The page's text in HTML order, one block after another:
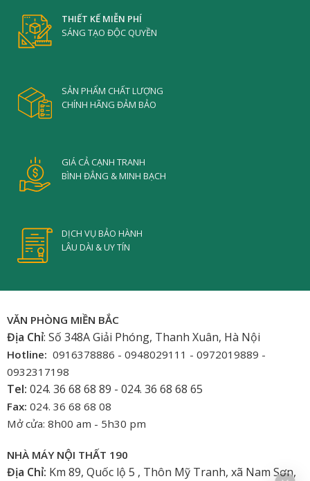
THIẾT KẾ MIỄN PHÍ
SÁNG TẠO ĐỘC QUYỀN
SẢN PHẨM CHẤT LƯỢNG
CHÍNH HÃNG ĐẢM BẢO
GIÁ CẢ CẠNH TRANH
BÌNH ĐẲNG & MINH BẠCH
DỊCH VỤ BẢO HÀNH
LÂU DÀI & UY TÍN
VĂN PHÒNG MIỀN BẮC
Địa Chỉ: Số 348A Giải Phóng, Thanh Xuân, Hà Nội
Hotline: 0916378886 - 0948029111 - 0972019889 -
0932317198
Tel: 024. 36 68 68 89 - 024. 36 68 68 65
Fax: 024. 36 68 68 08
Mở cửa: 8h00 am - 5h30 pm
NHÀ MÁY NỘI THẤT 190
Địa Chỉ: Km 89, Quốc lộ 5 , Thôn Mỹ Tranh, xã Nam Sơn,